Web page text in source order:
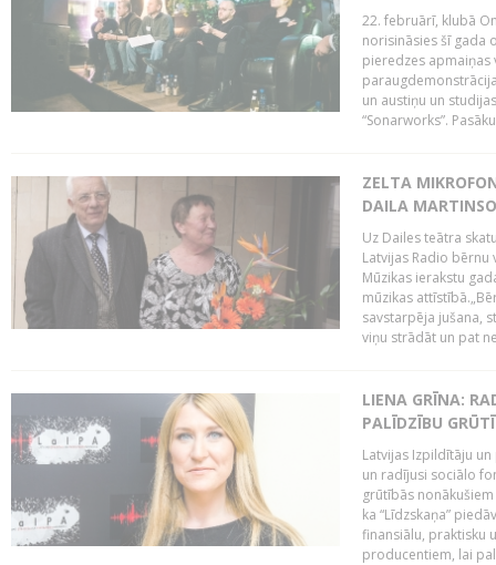
22. februārī, klubā
norisināsies šī gada
pieredzes apmaiņas
un austiņu un
“Sonarworks”.
ZELTA
DAILA
Uz Dailes teātra
Latvijas Radio
Mūzikas ierakstu
mūzikas
savstarpēja jušana,
viņu strādāt un pat
LIENA GRĪNA:
PALĪDZĪBU
Latvijas Izpildītāju
un radījusi sociālo
grūtībās
ka “Līdzskaņa”
finansiālu, praktisku
producentiem, lai